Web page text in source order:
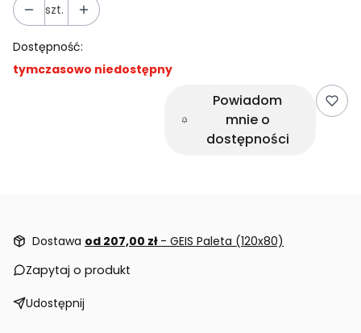
szt.
Dostępność:
tymczasowo niedostępny
Powiadom
mnie o
dostępności
Dostawa od 207,00 zł - GEIS Paleta (120x80)
Zapytaj o produkt
Udostępnij